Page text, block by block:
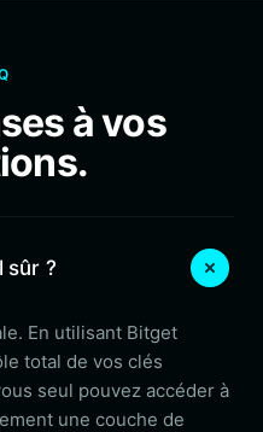
à vos
sûr ?
En utilisant Bitget
total de vos clés
seul pouvez accéder à
une couche de